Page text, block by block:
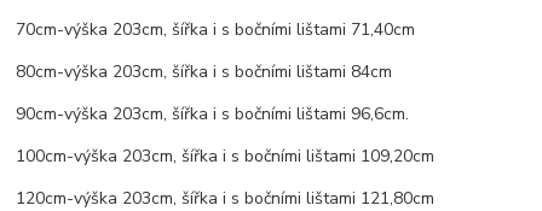
70cm-výška 203cm, šířka i s bočními lištami 71,40cm
80cm-výška 203cm, šířka i s bočními lištami 84cm
90cm-výška 203cm, šířka i s bočními lištami 96,6cm.
100cm-výška 203cm, šířka i s bočními lištami 109,20cm
120cm-výška 203cm, šířka i s bočními lištami 121,80cm